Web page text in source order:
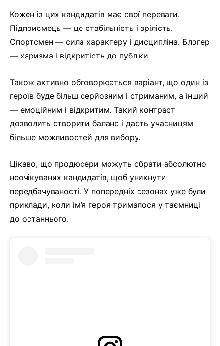
Кожен із цих кандидатів має свої переваги.
Підприємець — це стабільність і зрілість.
Спортсмен — сила характеру і дисципліна. Блогер
— харизма і відкритість до публіки.
Також активно обговорюється варіант, що один із
героїв буде більш серйозним і стриманим, а інший
— емоційним і відкритим. Такий контраст
дозволить створити баланс і дасть учасницям
більше можливостей для вибору.
Цікаво, що продюсери можуть обрати абсолютно
неочікуваних кандидатів, щоб уникнути
передбачуваності. У попередніх сезонах уже були
приклади, коли ім’я героя трималося у таємниці
до останнього.